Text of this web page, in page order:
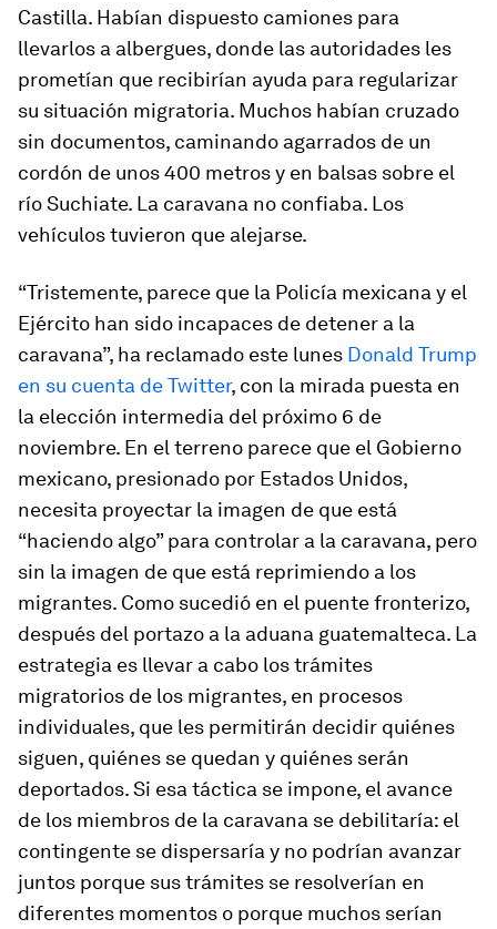
Castilla. Habían dispuesto camiones para
llevarlos a albergues, donde las autoridades les
prometían que recibirían ayuda para regularizar
su situación migratoria. Muchos habían cruzado
sin documentos, caminando agarrados de un
cordón de unos 400 metros y en balsas sobre el
río Suchiate. La caravana no confiaba. Los
vehículos tuvieron que alejarse.
“Tristemente, parece que la Policía mexicana y el
Ejército han sido incapaces de detener a la
caravana”, ha reclamado este lunes Donald Trump
en su cuenta de Twitter, con la mirada puesta en
la elección intermedia del próximo 6 de
noviembre. En el terreno parece que el Gobierno
mexicano, presionado por Estados Unidos,
necesita proyectar la imagen de que está
“haciendo algo” para controlar a la caravana, pero
sin la imagen de que está reprimiendo a los
migrantes. Como sucedió en el puente fronterizo,
después del portazo a la aduana guatemalteca. La
estrategia es llevar a cabo los trámites
migratorios de los migrantes, en procesos
individuales, que les permitirán decidir quiénes
siguen, quiénes se quedan y quiénes serán
deportados. Si esa táctica se impone, el avance
de los miembros de la caravana se debilitaría: el
contingente se dispersaría y no podrían avanzar
juntos porque sus trámites se resolverían en
diferentes momentos o porque muchos serían